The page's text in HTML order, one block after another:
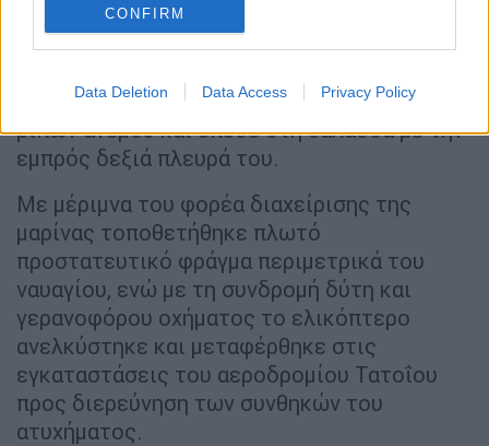
CONFIRM
Data Deletion Data Access Privacy Policy
προορισμό τη Μύκονο. Σύμφωνα με το
προανακριτικό υλικό, το ελικόπτερο κατά τη
μέτρο από το έδαφος λόγω των ισχυρών
ριπών ανέμου και έπεσε στη θάλασσα με την
εμπρός δεξιά πλευρά του.
Με μέριμνα του φορέα διαχείρισης της
μαρίνας τοποθετήθηκε πλωτό
προστατευτικό φράγμα περιμετρικά του
ναυαγίου, ενώ με τη συνδρομή δύτη και
γερανοφόρου οχήματος το ελικόπτερο
ανελκύστηκε και μεταφέρθηκε στις
εγκαταστάσεις του αεροδρομίου Τατοΐου
προς διερεύνηση των συνθηκών του
ατυχήματος.